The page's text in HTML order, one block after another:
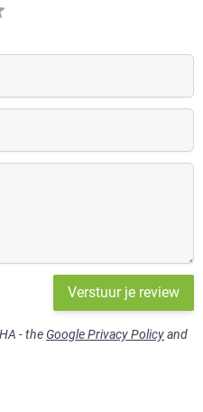
Verstuur je review
- the Google Privacy Policyand